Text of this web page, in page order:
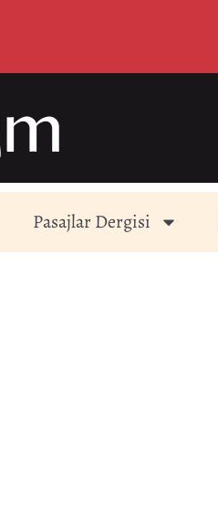
Pasajlar Dergisi